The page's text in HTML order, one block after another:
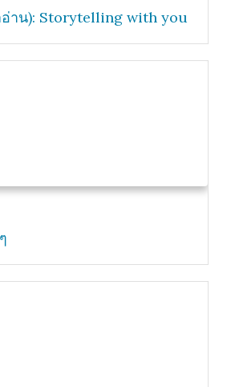
าน): Storytelling with you